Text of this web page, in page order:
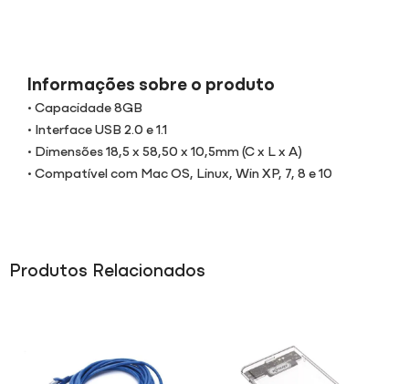
Informações sobre o produto
• Capacidade 8GB
• Interface USB 2.0 e 1.1
• Dimensões 18,5 x 58,50 x 10,5mm (C x L x A)
• Compatível com Mac OS, Linux, Win XP, 7, 8 e 10
Produtos Relacionados